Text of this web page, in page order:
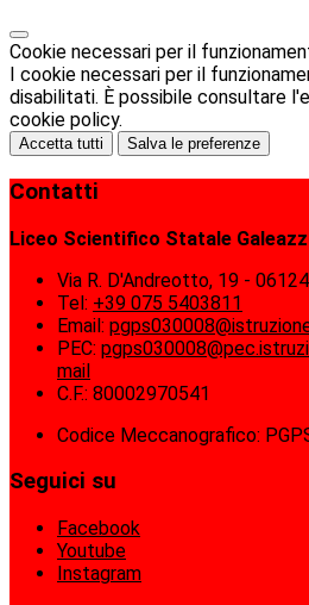
Cookie necessari per il
I cookie necessari per il
disabilitati. È possibile consultare
cookie policy.
Accetta tutti Salva le preferenze
Contatti
Liceo Scientifico Statale
Via R. D'Andreotto, 19 -
Tel: +39 075 5403811
Email:
PEC:
mail
C.F.: 80002970541
Codice Meccanografico:
Seguici su
Facebook
Youtube
Instagram